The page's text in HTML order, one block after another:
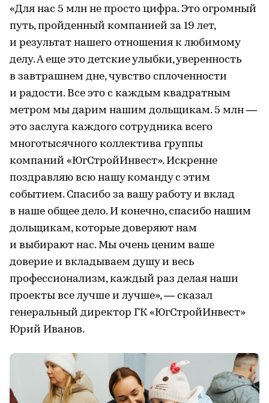
«Для нас 5 млн не просто цифра. Это огромный
путь, пройденный компанией за 19 лет,
и результат нашего отношения к любимому
делу. А еще это детские улыбки, уверенность
в завтрашнем дне, чувство сплоченности
и радости. Все это с каждым квадратным
метром мы дарим нашим дольщикам. 5 млн —
это заслуга каждого сотрудника всего
многотысячного коллектива группы
компаний «ЮгСтройИнвест». Искренне
поздравляю всю нашу команду с этим
событием. Спасибо за вашу работу и вклад
в наше общее дело. И конечно, спасибо нашим
дольщикам, которые доверяют нам
и выбирают нас. Мы очень ценим ваше
доверие и вкладываем душу и весь
профессионализм, каждый раз делая наши
проекты все лучше и лучше», — сказал
генеральный директор ГК «ЮгСтройИнвест»‎
Юрий Иванов.